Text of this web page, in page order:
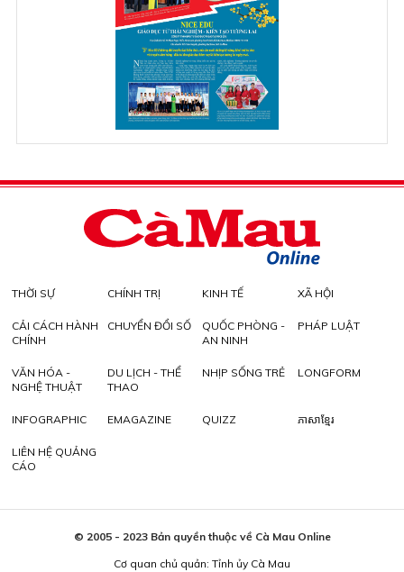
THỜI SỰ CHÍNH TRỊ KINH TẾ XÃ HỘI
CẢI CÁCH HÀNH
CHÍNH
CHUYỂN ĐỔI SỐ
QUỐC PHÒNG -
AN NINH
PHÁP LUẬT
VĂN HÓA -
NGHỆ THUẬT
DU LỊCH - THỂ
THAO
NHỊP SỐNG TRẺ LONGFORM
INFOGRAPHIC EMAGAZINE QUIZZ ភាសាខ្មែរ
LIÊN HỆ QUẢNG
CÁO
© 2005 - 2023 Bản quyền thuộc về Cà Mau Online
Cơ quan chủ quản: Tỉnh ủy Cà Mau